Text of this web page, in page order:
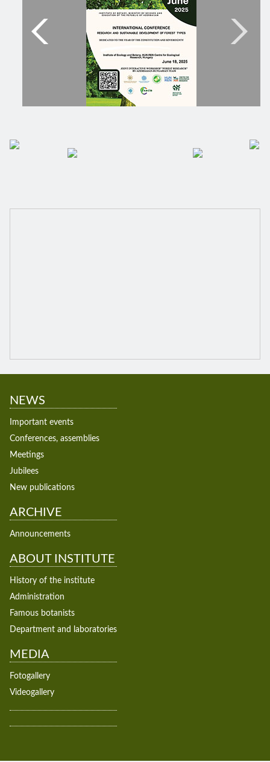
NEWS
Important events
Conferences, assemblies
Meetings
Jubilees
New publications
ARCHIVE
Announcements
ABOUT INSTITUTE
History of the institute
Administration
Famous botanists
Department and laboratories
MEDIA
Fotogallery
Videogallery